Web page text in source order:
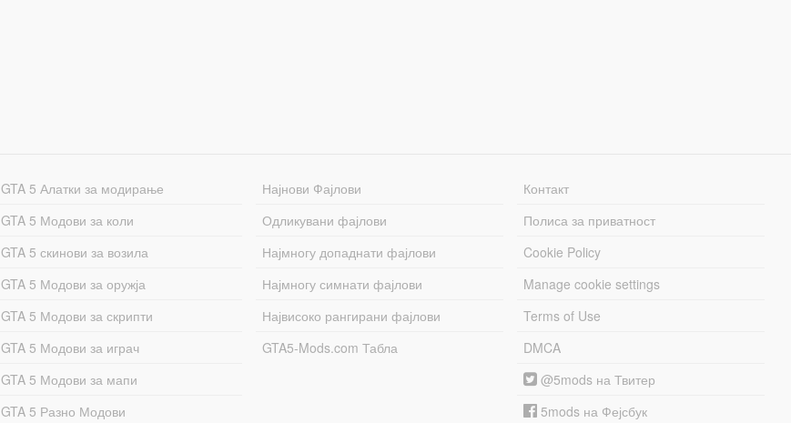
GTA 5 Алатки за модирање
GTA 5 Модови за коли
GTA 5 скинови за возила
GTA 5 Модови за оружја
GTA 5 Модови за скрипти
GTA 5 Модови за играч
GTA 5 Модови за мапи
GTA 5 Разно Модови
Најнови Фајлови
Одликувани фајлови
Најмногу допаднати фајлови
Најмногу симнати фајлови
Највисоко рангирани фајлови
GTA5-Mods.com Табла
Контакт
Полиса за приватност
Cookie Policy
Manage cookie settings
Terms of Use
DMCA
@5mods на Твитер
5mods на Фејсбук